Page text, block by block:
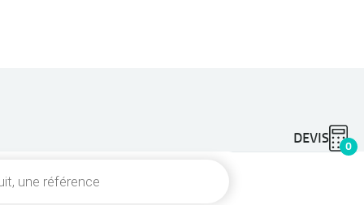
0
DEVIS